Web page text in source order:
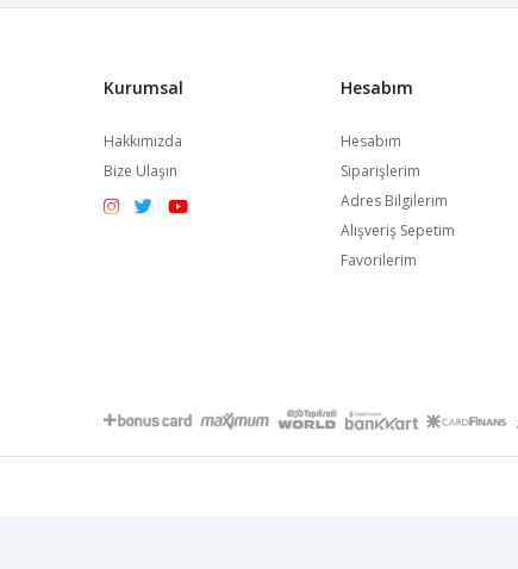
Kurumsal
Hakkımızda
Bize Ulaşın
Hesabım
Hesabım
Siparişlerim
Adres Bilgilerim
Alışveriş Sepetim
Favorilerim